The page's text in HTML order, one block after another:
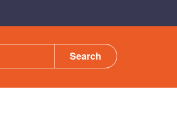
Search